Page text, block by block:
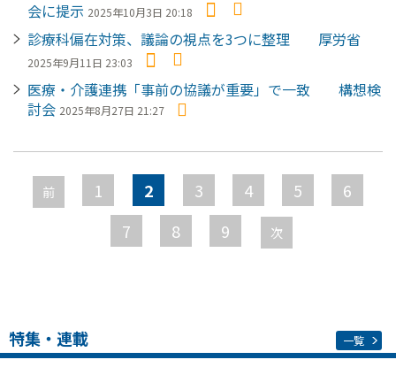
会に提示 2025年10月3日 20:18
診療科偏在対策、議論の視点を3つに整理 厚労省
2025年9月11日 23:03
医療・介護連携「事前の協議が重要」で一致 構想検
討会 2025年8月27日 21:27
ペ
ー
ジ
前 1 2 3 4 5
6
7
8 9 次
特集・連載 一覧